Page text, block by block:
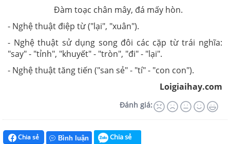
Đàm toạc chân mây, đá mấy hòn.
- Nghệ thuật điệp từ ("lại", "xuân").
- Nghệ thuật sử dụng song đôi các cặp từ trái nghĩa:
"say" - "tỉnh", "khuyết" - "tròn", "đi" - "lại".
- Nghệ thuật tăng tiến ("san sẻ" - "tí" - "con con").
Loigiaihay.com
Đánh giá:
Chia sẻ Bình luận Chia sẻ